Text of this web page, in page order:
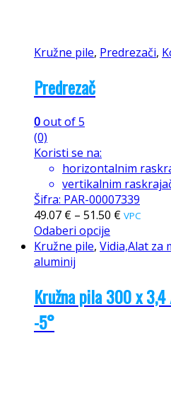
Kružne pile, Predrezači,
Predrezač
0out of 5
(0)
Koristi se na:
horizontalnim
vertikalnim
Šifra: PAR-00007339
49.07 € – 51.50 € VPC
Odaberi opcije
Kružne pile, Vidia,Alat za
aluminij
Kružna pila 300 x
-5°